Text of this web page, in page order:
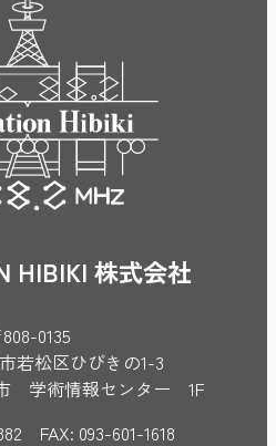
HIBIKI 株式会社
0135
若松区ひびきの1-3
学術情報センター 1F
FAX: 093-601-1618